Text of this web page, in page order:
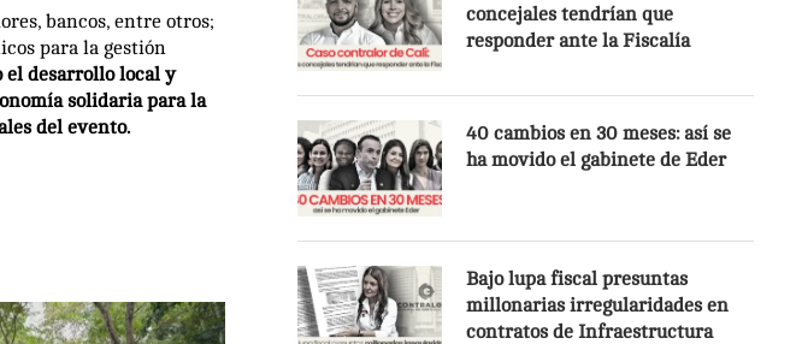
bancos, entre otros;
para la gestión
el desarrollo local y
solidaria para la
del evento.
concejales tendrían que
responder ante la Fiscalía
40 cambios en 30 meses: así se
ha movido el gabinete de Eder
Bajo lupa fiscal presuntas
millonarias irregularidades en
contratos de Infraestructura